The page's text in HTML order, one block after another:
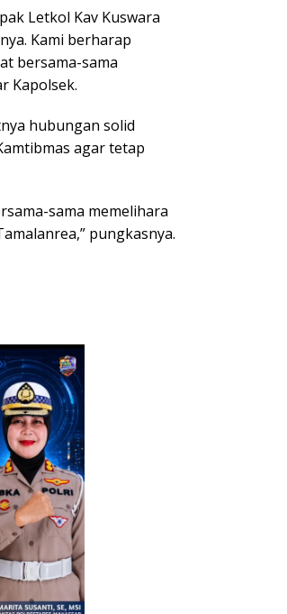
Letkol Kav Kuswara
Kami berharap
bersama-sama
Kapolsek.
hubungan solid
agar tetap
sama memelihara
pungkasnya.